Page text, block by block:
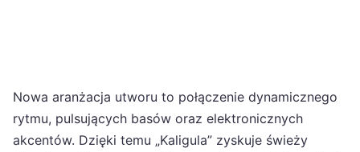
Nowa aranżacja utworu to połączenie dynamicznego
rytmu, pulsujących basów oraz elektronicznych
akcentów. Dzięki temu „Kaligula” zyskuje świeży